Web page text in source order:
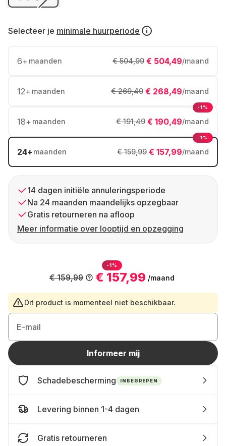
Selecteer je minimale huurperiode
6+ maanden € 504,49/maand
€ 504,99
12+ maanden € 268,49/maand
€ 269,49
18+ maanden € 190,49/maand
€ 191,49
-1%
24+ maanden € 157,99/maand
€ 159,99
-1%
14 dagen initiële annuleringsperiode
Na 24 maanden maandelijks opzegbaar
Gratis retourneren na afloop
Meer informatie over looptijd en opzegging
-1%
€ 157,99 /maand
€ 159,99
Dit product is momenteel niet beschikbaar.
E-mail
Informeer mij
Schadebescherming INBEGREPEN
Levering binnen 1-4 dagen
Gratis retourneren